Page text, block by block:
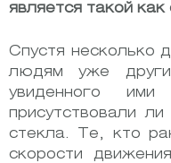
является такой
Спустя несколько
людям уже
увиденного
присутствовали
стекла. Те, кто
скорости